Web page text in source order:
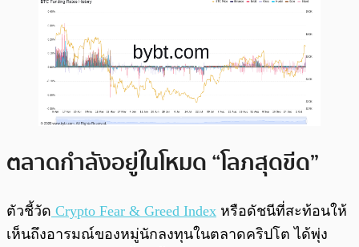
ตลาดกำลังอยู่ในโหมด “โลภสุดขีด”
ตัวชี้วัด Crypto Fear & Greed Index หรือดัชนีที่สะท้อนให้
เห็นถึงอารมณ์ของหมู่นักลงทุนในตลาดคริปโต ได้พุ่ง